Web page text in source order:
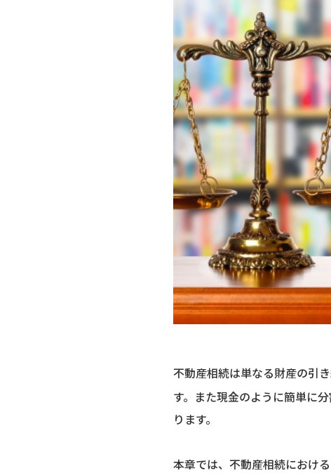
不動産相続は単なる財産の引
す。また現金のように簡単に
ります。
本章では、不動産相続におけ